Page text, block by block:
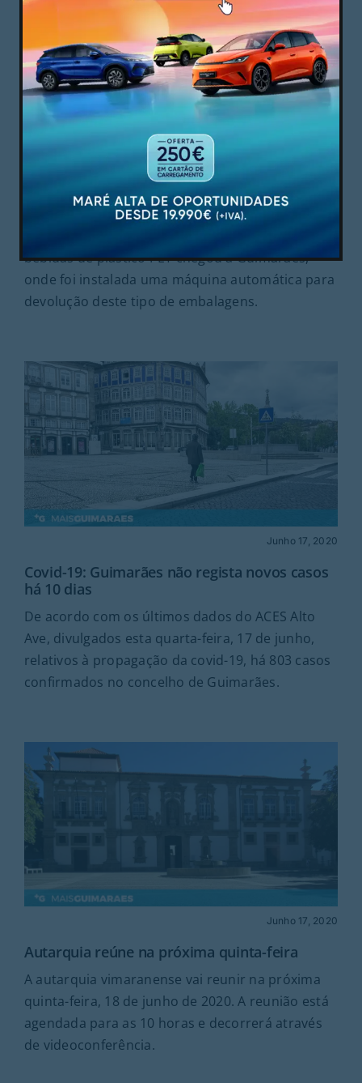
Trocar garrafas de plástico por descontos ou
doações? Já é possível em Guimarães
O projeto-piloto de reciclagem de garrafas de
bebidas de plástico PET chegou a Guimarães,
onde foi instalada uma máquina automática para
devolução deste tipo de embalagens.
Junho 17, 2020
Covid-19: Guimarães não regista novos casos
há 10 dias
De acordo com os últimos dados do ACES Alto
Ave, divulgados esta quarta-feira, 17 de junho,
relativos à propagação da covid-19, há 803 casos
confirmados no concelho de Guimarães.
Junho 17, 2020
Autarquia reúne na próxima quinta-feira
A autarquia vimaranense vai reunir na próxima
quinta-feira, 18 de junho de 2020. A reunião está
agendada para as 10 horas e decorrerá através
de videoconferência.